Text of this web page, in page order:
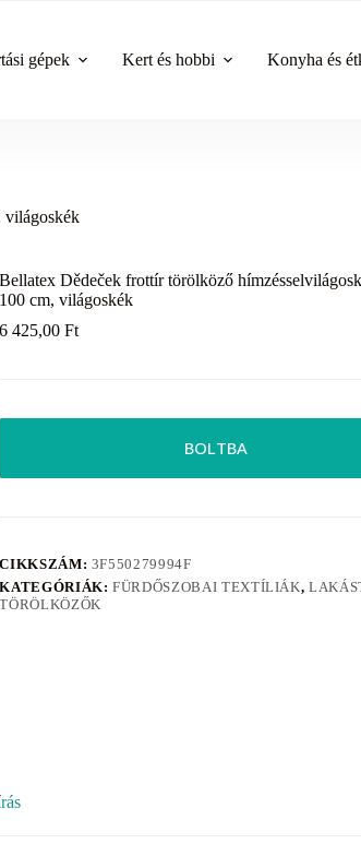
gépek Kert és hobbi Konyha és
világoskék
Bellatex Dědeček frottír törölköző
100 cm, világoskék
6 425,00Ft
BOLTBA
CIKKSZÁM: 3F550279994F
KATEGÓRIÁK:FÜRDŐSZOBAI TEXTÍLIÁK,
TÖRÖLKÖZŐK